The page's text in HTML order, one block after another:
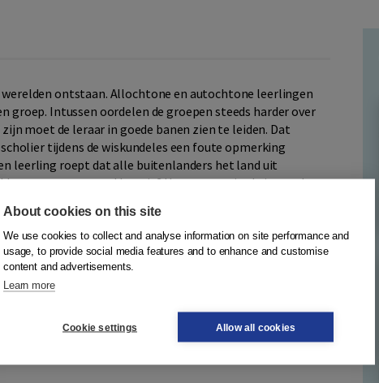
ontstaan. Allochtone en autochtone leerlingen
groep. Intussen oordelen de groepen steeds harder over
moet de leraar in goede banen zien te leiden. Dat
tijdens de wiskundeles een foute opmerking
leerling roept dat alle buitenlanders het land uit
met een kleurtje? Hoe reageer je als iemand
om met dergelijke extreme uitingen om te
en lerarenopleidingen van hogescholen en
hoe je radicalisering tijdig kunt signaleren en hoe
de samenleving, bij elkaar te houden.
About cookies on this site
We use cookies to collect and analyse information on site performance and
usage, to provide social media features and to enhance and customise
content and advertisements.
Learn more
Cookie settings Allow all cookies